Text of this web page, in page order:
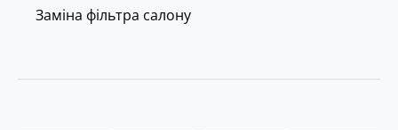
Заміна фільтра салону